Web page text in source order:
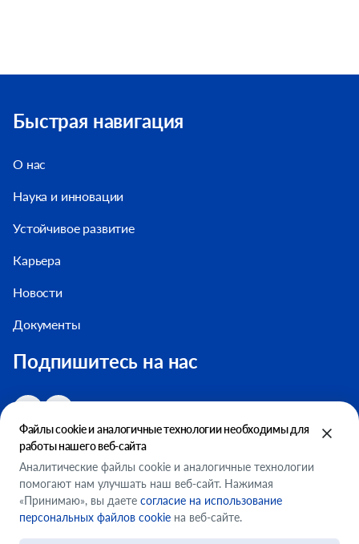
Быстрая навигация
О нас
Наука и инновации
Устойчивое развитие
Карьера
Новости
Документы
Подпишитесь на нас
Настройки файлов cookie
Условия использования
ООО "ФМСМ"
Файлы cookie и аналогичные технологии необходимы для
работы нашего веб-сайта
Аналитические файлы cookie и аналогичные технологии
помогают нам улучшать наш веб-сайт. Нажимая
«Принимаю», вы даете согласие на использование
персональных файлов cookie на веб-сайте.